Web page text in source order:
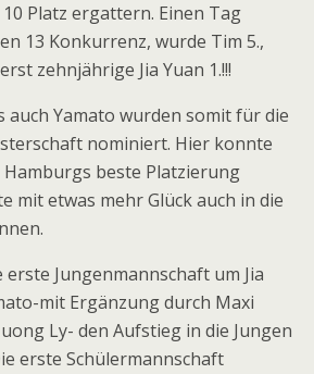
Platz ergattern. Einen Tag
13 Konkurrenz, wurde Tim 5.,
zehnjährige Jia Yuan 1.!!!
auch Yamato wurden somit für die
nominiert. Hier konnte
Hamburgs beste Platzierung
mit etwas mehr Glück auch in die
erste Jungenmannschaft um Jia
mit Ergänzung durch Maxi
Ly- den Aufstieg in die Jungen
erste Schülermannschaft